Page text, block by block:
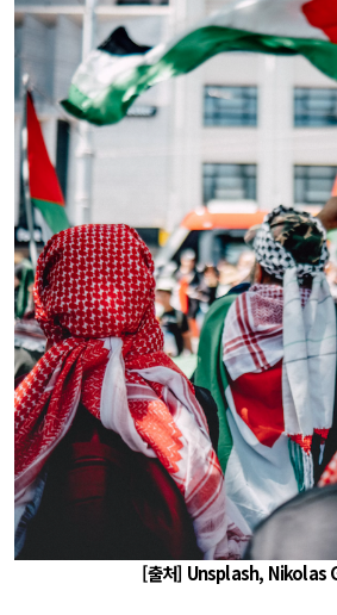
[출처] Unsplash, Nikolas